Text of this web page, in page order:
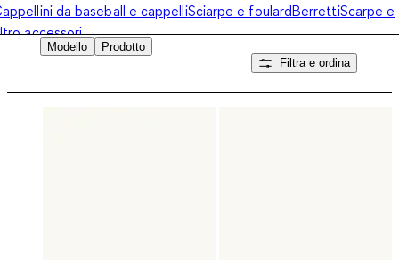
da baseball e cappelliSciarpe e foulardBerrettiScarpe e
accessori
Modello
Prodotto
Filtra e ordina